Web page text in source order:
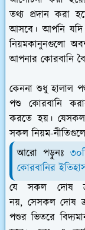
তথ্য প্রদান করা
আসবে। আপনি যদি
নিয়মকানুনগুলো
আপনার কোরবানি
কেননা শুধু হালাল
পশু কোরবানি
করতে হয়। যেসকল
সকল নিয়ম-নীতিগুলো
আরো পড়ুনঃ
কোরবানির
যে সকল দোষ
নয়, সেসকল দোষ
পশুর ভিতরে